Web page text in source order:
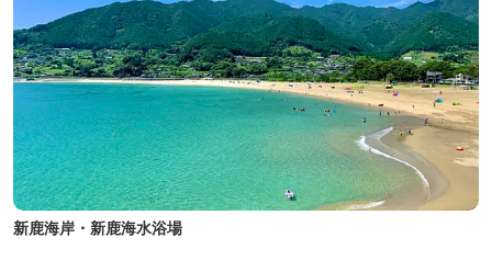
新鹿海岸・新鹿海水浴場